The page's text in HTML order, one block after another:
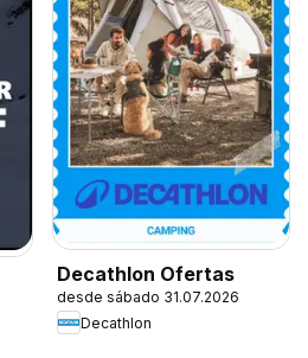
Decathlon Ofertas
desde sábado 31.07.2026
Decathlon